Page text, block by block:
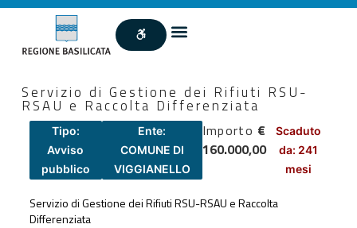
Servizio di Gestione dei Rifiuti RSU-
RSAU e Raccolta Differenziata
Tipo:
Avviso
pubblico
Ente:
COMUNE DI
VIGGIANELLO
Importo €
160.000,00
Scaduto
da: 241
mesi
Servizio di Gestione dei Rifiuti RSU-RSAU e Raccolta
Differenziata